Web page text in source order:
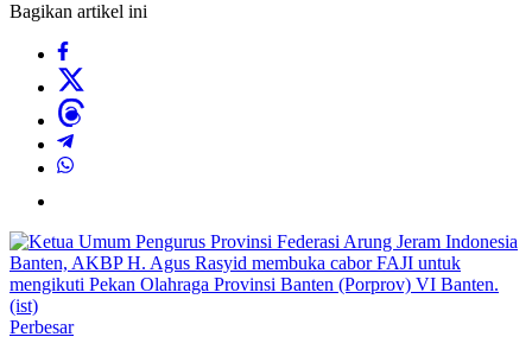
Bagikan artikel ini
Perbesar